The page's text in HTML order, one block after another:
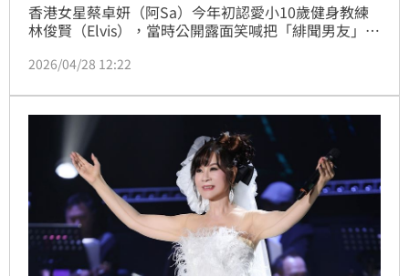
香港女星蔡卓妍（阿Sa）今年初認愛小10歲健身教練
林俊賢（Elvis），當時公開露面笑喊把「緋聞男友」中
全場。今（28）日她再公布喜訊，透過社群平台分享婚
請多多指教，多謝大家的祝福」，正式宣布婚訊，幸福
之情溢於言表。
2026/04/28 12:22